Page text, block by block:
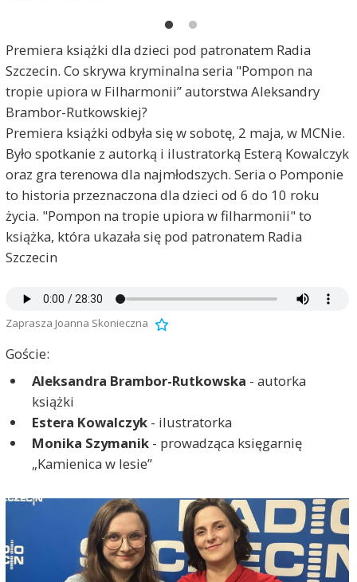
Premiera książki dla dzieci pod patronatem Radia
Szczecin. Co skrywa kryminalna seria "Pompon na
tropie upiora w Filharmonii” autorstwa Aleksandry
Brambor-Rutkowskiej?
Premiera książki odbyła się w sobotę, 2 maja, w MCNie.
Było spotkanie z autorką i ilustratorką Esterą Kowalczyk
oraz gra terenowa dla najmłodszych. Seria o Pomponie
to historia przeznaczona dla dzieci od 6 do 10 roku
życia. "Pompon na tropie upiora w filharmonii" to
książka, która ukazała się pod patronatem Radia
Szczecin
Zaprasza Joanna Skonieczna
Goście:
Aleksandra Brambor-Rutkowska - autorka
książki
Estera Kowalczyk- ilustratorka
Monika Szymanik- prowadząca księgarnię
„Kamienica w lesie”